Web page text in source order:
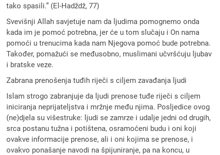
tako spasili.” (El-Hadždž, 77)
Svevišnji Allah savjetuje nam da ljudima pomognemo onda
kada im je pomoć potrebna, jer će u tom slučaju i On nama
pomoći u trenucima kada nam Njegova pomoć bude potrebna.
Također, pomažući se međusobno, muslimani učvršćuju ljubav
i bratske veze.
Zabrana prenošenja tuđih riječi s ciljem zavađanja ljudi
Islam strogo zabranjuje da ljudi prenose tuđe riječi s ciljem
iniciranja neprijateljstva i mržnje među njima. Posljedice ovog
(ne)djela su višestruke: ljudi se zamrze i udalje jedni od drugih,
srca postanu tužna i potištena, osramoćeni budu i oni koji
ovakve informacije prenose, ali i oni kojima se prenose, i
ovakvo ponašanje navodi na špijuniranje, pa na koncu, u